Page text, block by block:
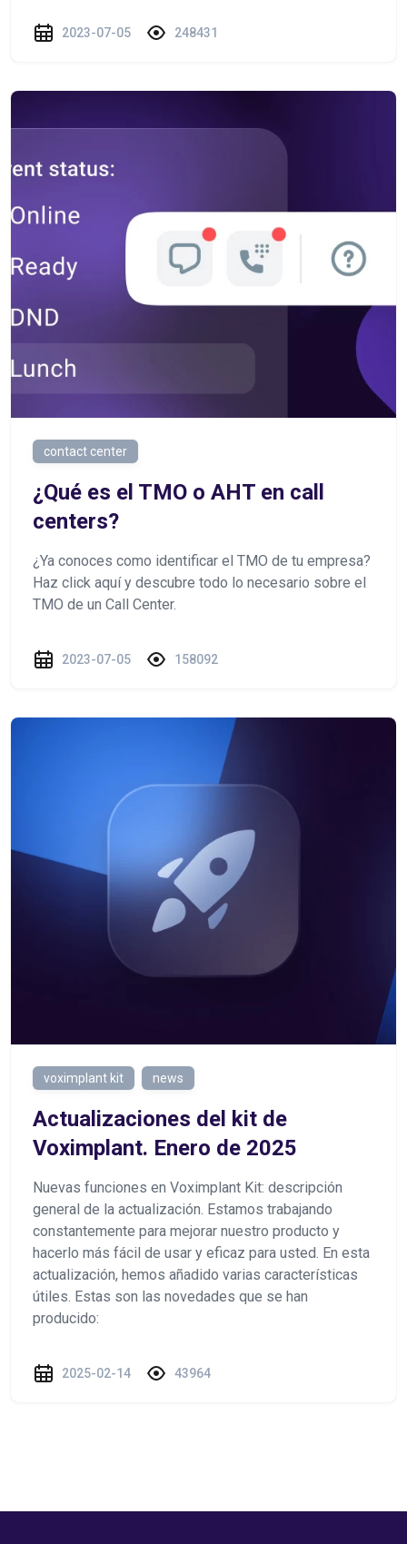
2023-07-05 248431
contact center
¿Qué es el TMO o AHT en call
centers?
¿Ya conoces como identificar el TMO de tu empresa?
Haz click aquí y descubre todo lo necesario sobre el
TMO de un Call Center.
2023-07-05 158092
voximplant kit news
Actualizaciones del kit de
Voximplant. Enero de 2025
Nuevas funciones en Voximplant Kit: descripción
general de la actualización. Estamos trabajando
constantemente para mejorar nuestro producto y
hacerlo más fácil de usar y eficaz para usted. En esta
actualización, hemos añadido varias características
útiles. Estas son las novedades que se han
producido:
2025-02-14 43964